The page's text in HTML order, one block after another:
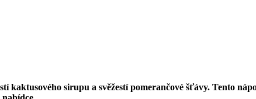
sirupu a svěžestí pomerančové šťávy. Tento